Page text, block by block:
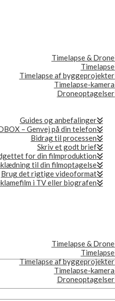
Timelapse & Drone
Timelapse
Timelapse af byggeprojekter
Timelapse-kamera
Droneoptagelser
Guides og anbefalinger
– Genvej på din telefon
Bidrag til processen
Skriv et godt brief
for din filmproduktion
til din filmoptagelse
Brug det rigtige videoformat
i TV eller biografen
Timelapse & Drone
Timelapse
Timelapse af byggeprojekter
Timelapse-kamera
Droneoptagelser